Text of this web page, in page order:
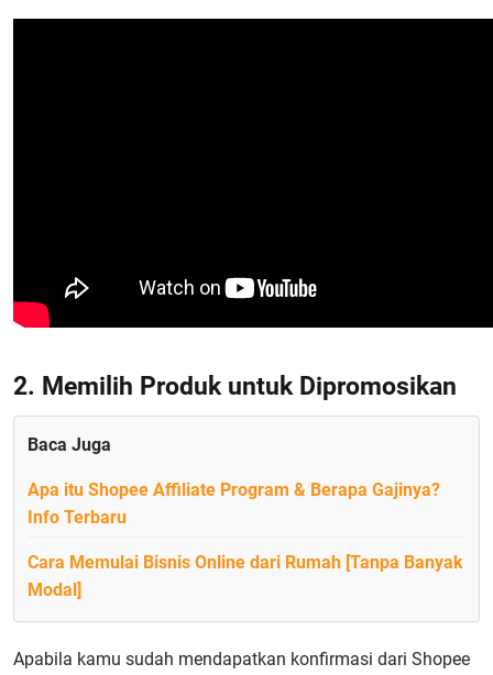
2. Memilih Produk untuk Dipromosikan
Baca Juga
Apa itu Shopee Affiliate Program & Berapa Gajinya?
Info Terbaru
Cara Memulai Bisnis Online dari Rumah [Tanpa Banyak
Modal]
Apabila kamu sudah mendapatkan konfirmasi dari Shopee